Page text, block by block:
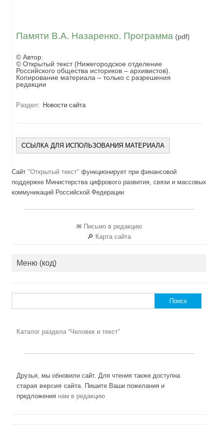
Памяти В.А. Назаренко. Программа (pdf)
© Автор:
© Открытый текст (Нижегородское отделение
Российского общества историков – архивистов).
Копирование материала – только с разрешения
редакции
Раздел: Новости сайта
ССЫЛКА ДЛЯ ИСПОЛЬЗОВАНИЯ МАТЕРИАЛА
Сайт "Открытый текст" функционирует при финансовой
поддержке Министерства цифрового развития, связи и массовых
коммуникаций Российской Федерации
✉ Письмо в редакцию
🔎 Карта сайта
Меню (код)
Каталог раздела “Человек и текст”
Друзья, мы обновили сайт. Для чтения также доступна
старая версия сайта. Пишите Ваши пожелания и
предложения нам в редакцию